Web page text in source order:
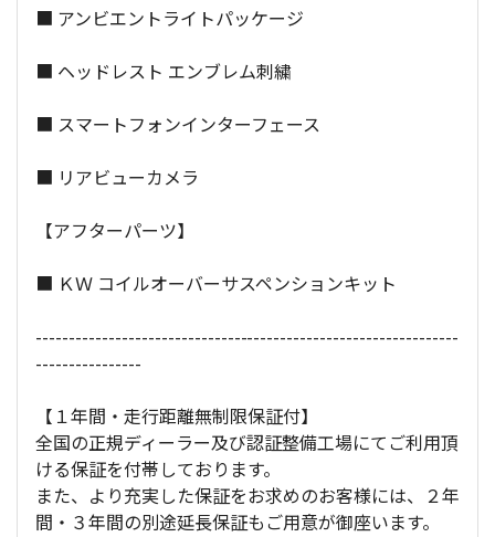
■ アンビエントライトパッケージ
■ ヘッドレスト エンブレム刺繍
■ スマートフォンインターフェース
■ リアビューカメラ
【アフターパーツ】
■ ＫＷ コイルオーバーサスペンションキット
----------------------------------------------------------------
----------------
【１年間・走行距離無制限保証付】
全国の正規ディーラー及び認証整備工場にてご利用頂
ける保証を付帯しております。
また、より充実した保証をお求めのお客様には、２年
間・３年間の別途延長保証もご用意が御座います。